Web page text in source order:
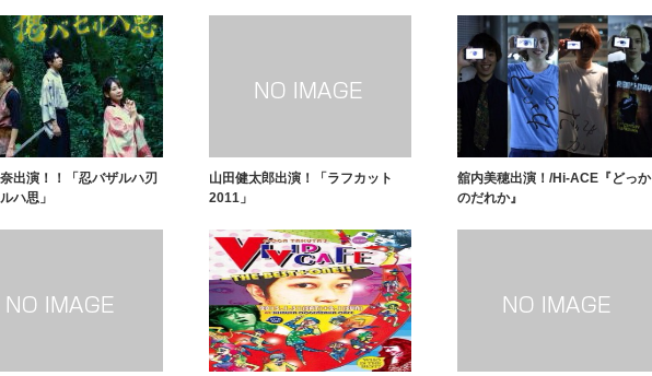
出演！！「忍バザルハ刃
ハ思」
山田健太郎出演！「ラフカット
2011」
舘内美穂出演！/Hi-ACE『どっか
のだれか』